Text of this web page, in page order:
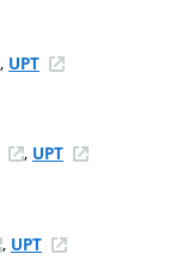
, UPT
, UPT
, UPT